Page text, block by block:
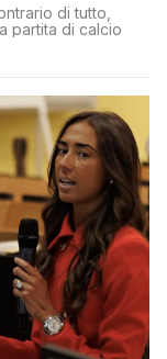
di tutto,
partita di calcio